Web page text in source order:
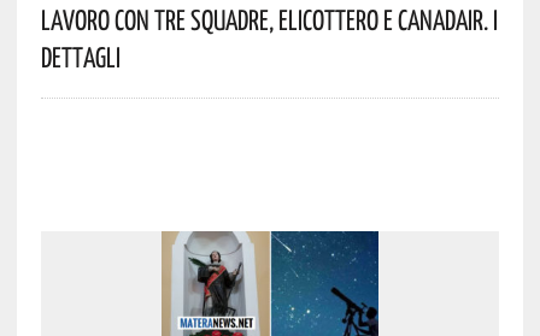
Lavoro Con Tre Squadre, Elicottero E Canadair. I
Dettagli